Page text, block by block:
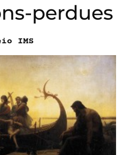
perdues
IMS